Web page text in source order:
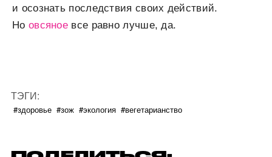
и осознать последствия своих действий.
Но овсяное все равно лучше, да.
ТЭГИ:
#здоровье #зож #экология #вегетарианство